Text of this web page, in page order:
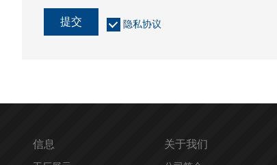
提交 隐私协议
信息 关于我们